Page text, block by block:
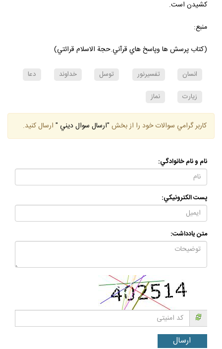
كشيدن است.
منبع:
(كتاب پرسش ها وپاسخ هاي قرآني.حجة الاسلام قرائتي)
انسان تفسيرنور توسل خداوند دعا
زيارت نماز
كاربر گرامي سوالات خود را از بخش "ارسال سوال ديني " ارسال كنيد.
نام و نام خانوادگي:
پست الكترونيكي:
متن يادداشت: